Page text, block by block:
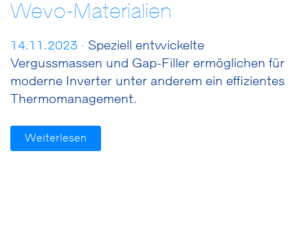
Wevo-Materialien
14.11.2023 · Speziell entwickelte
Vergussmassen und Gap-Filler ermöglichen für
moderne Inverter unter anderem ein effizientes
Thermomanagement.
Weiterlesen